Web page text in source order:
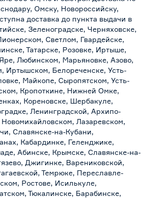
Омску, Новороссийску,
доставка до пункта выдачи в
Зеленоградске, Черняховске,
Светлом, Гвардейске,
Татарске, Розовке, Иртыше,
Любинском, Марьяновке, Азово,
Иртышском, Белореченске, Усть-
Майкопе, Сыропятском, Усть-
Кропоткине, Нижней Омке,
Кореновске, Шербакуле,
Ленинградской, Архипо-
Лазаревском,
Славянске-на-Кубани,
Кабардинке, Геленджике,
Абинске, Крымске, Славянске-на-
Джигинке, Варениковской,
Темрюке, Переславле-
Ростове, Исилькуле,
Тюкалинске, Барабинске,